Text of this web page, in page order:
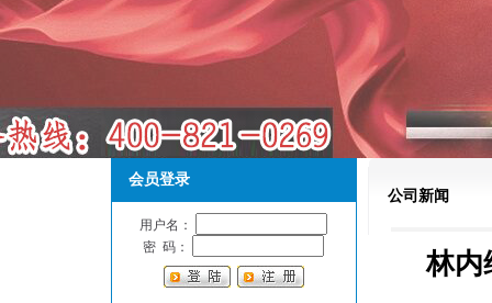
会员登录
用户名：
密 码：
公司新闻
林内